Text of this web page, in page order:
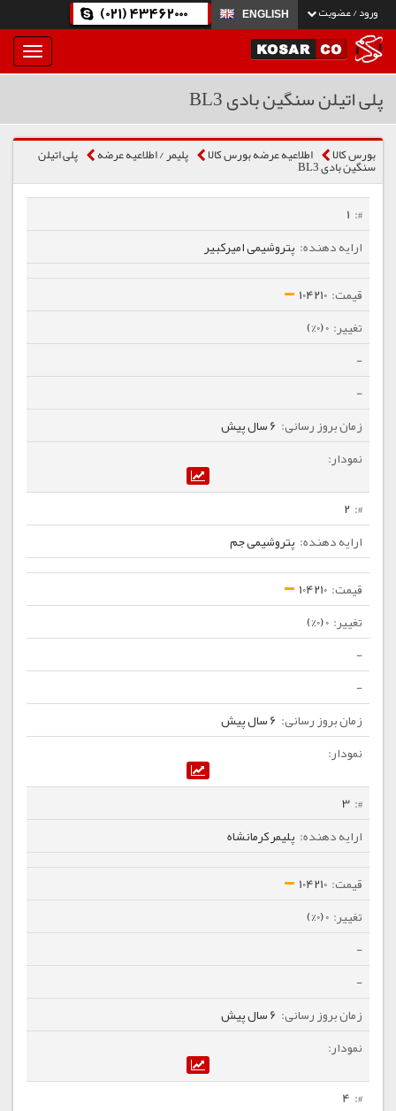
ورود / عضویت ENGLISH
(021) 43462000
بار
و
پلی اتیلن سنگین بادی BL3
بورس کالا اطلاعیه عرضه بورس کالا پلیمر / اطلاعیه عرضه پلی اتیلن
سنگین بادی BL3
1
پتروشیمی امیرکبیر
104210
0 (0%)
-
-
6 سال پیش
2
پتروشیمی جم
104210
0 (0%)
-
-
6 سال پیش
3
پلیمر کرمانشاه
104210
0 (0%)
-
-
6 سال پیش
4